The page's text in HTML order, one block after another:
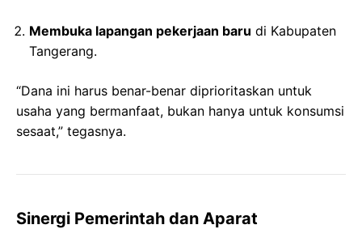
Membuka lapangan pekerjaan baru di Kabupaten
Tangerang.
“Dana ini harus benar-benar diprioritaskan untuk
usaha yang bermanfaat, bukan hanya untuk konsumsi
sesaat,” tegasnya.
Sinergi Pemerintah dan Aparat